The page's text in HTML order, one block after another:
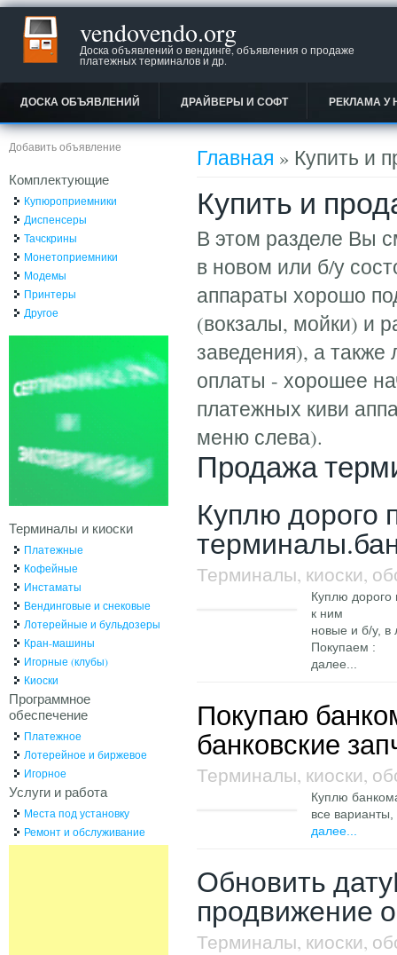
vendovendo.org
Доска объявлений о вендинге, объявления о продаже
платежных терминалов и др.
ДОСКА ОБЪЯВЛЕНИЙ ДРАЙВЕРЫ И СОФТ РЕКЛАМА У
Вы здесь
Главная » Купить и
Купить и
В этом разделе Вы
в новом или б/у
аппараты хорошо
(вокзалы, мойки) и
заведения), а
оплаты - хорошее
платежных киви
меню слева).
Продажа
Куплю дорого
Терминалы, киоски,
Куплю
к ним
новые и б/у, в
Покупаем :
далее...
Покупаю
банковские
Терминалы, киоски,
Куплю
все
далее...
Обновить
продвижение
Терминалы, киоски,
Добавить объявление
Комплектующие
Купюроприемники
Диспенсеры
Тачскрины
Монетоприемники
Модемы
Принтеры
Другое
Терминалы и киоски
Платежные
Кофейные
Инстаматы
Вендинговые и снековые
Лотерейные и бульдозеры
Кран-машины
Игорные (клубы)
Киоски
Программное
обеспечение
Платежное
Лотерейное и биржевое
Игорное
Услуги и работа
Места под установку
Ремонт и обслуживание